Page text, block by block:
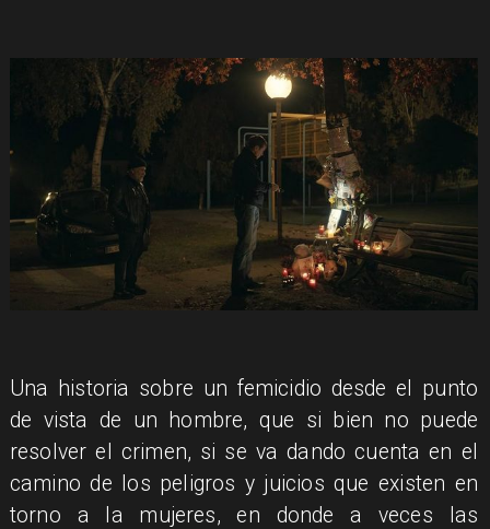
Una historia sobre un femicidio desde el punto
de vista de un hombre, que si bien no puede
resolver el crimen, si se va dando cuenta en el
camino de los peligros y juicios que existen en
torno a la mujeres, en donde a veces las